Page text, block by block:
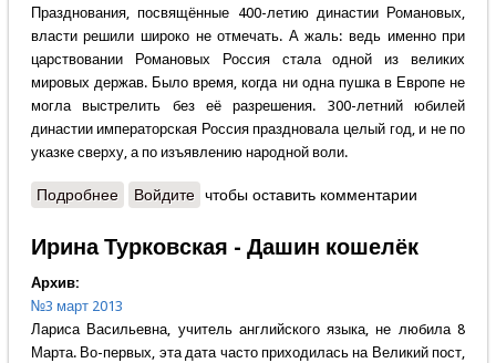
Празднования, посвящённые 400-летию династии Романовых,
власти решили широко не отмечать. А жаль: ведь именно при
царствовании Романовых Россия стала одной из великих
мировых держав. Было время, когда ни одна пушка в Европе не
могла выстрелить без её разрешения. 300-летний юбилей
династии императорская Россия праздновала целый год, и не по
указке сверху, а по изъявлению народной воли.
Подробнеео Александр Крутов - Слово редактора - Две
Войдите чтобы оставить комментарии
Ирина Турковская - Дашин кошелёк
Архив:
№3 март 2013
Лариса Васильевна, учитель английского языка, не любила 8
Марта. Во-первых, эта дата часто приходилась на Великий пост,